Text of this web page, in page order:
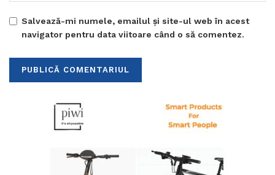
Salvează-mi numele, emailul și site-ul web în acest
navigator pentru data viitoare când o să comentez.